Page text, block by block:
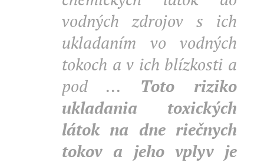
vodných zdrojov s ich
ukladaním vo vodných
tokoch a v ich blízkosti a
pod ... Toto riziko
ukladania toxických
látok na dne riečnych
tokov a jeho vplyv je